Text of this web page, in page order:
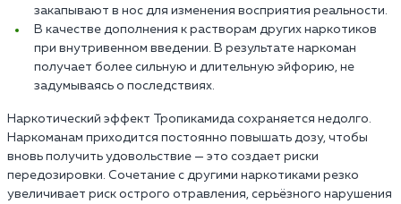
закапывают в нос для изменения восприятия реальности.
В качестве дополнения к растворам других наркотиков
при внутривенном введении. В результате наркоман
получает более сильную и длительную эйфорию, не
задумываясь о последствиях.
Наркотический эффект Тропикамида сохраняется недолго.
Наркоманам приходится постоянно повышать дозу, чтобы
вновь получить удовольствие — это создает риски
передозировки. Сочетание с другими наркотиками резко
увеличивает риск острого отравления, серьёзного нарушения